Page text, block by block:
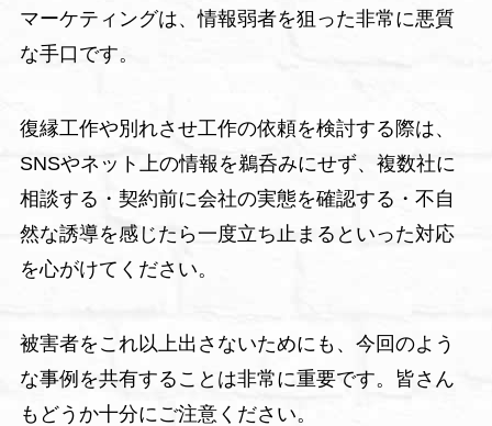
マーケティングは、情報弱者を狙った非常に悪質
な手口です。
復縁工作や別れさせ工作の依頼を検討する際は、
SNSやネット上の情報を鵜呑みにせず、複数社に
相談する・契約前に会社の実態を確認する・不自
然な誘導を感じたら一度立ち止まるといった対応
を心がけてください。
被害者をこれ以上出さないためにも、今回のよう
な事例を共有することは非常に重要です。皆さん
もどうか十分にご注意ください。